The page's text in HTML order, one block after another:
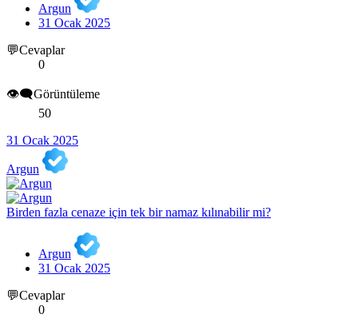
Argun
31 Ocak 2025
💬Cevaplar
0
👁️‍🗨️Görüntüleme
50
31 Ocak 2025
Argun
Birden fazla cenaze için tek bir namaz kılınabilir mi?
Argun
31 Ocak 2025
💬Cevaplar
0